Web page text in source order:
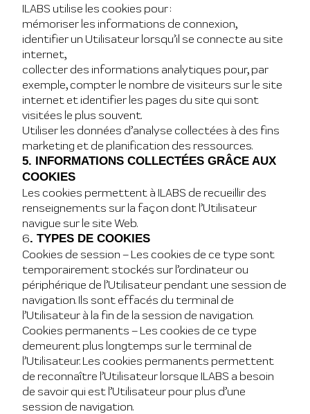
ILABS utilise les cookies pour :
mémoriser les informations de connexion,
identifier un Utilisateur lorsqu’il se connecte au site
internet,
collecter des informations analytiques pour, par
exemple, compter le nombre de visiteurs sur le site
internet et identifier les pages du site qui sont
visitées le plus souvent.
Utiliser les données d’analyse collectées à des fins
marketing et de planification des ressources.
5. INFORMATIONS COLLECTÉES GRÂCE AUX
COOKIES
Les cookies permettent à ILABS de recueillir des
renseignements sur la façon dont l’Utilisateur
navigue sur le site Web.
6. TYPES DE COOKIES
Cookies de session – Les cookies de ce type sont
temporairement stockés sur l’ordinateur ou
périphérique de l’Utilisateur pendant une session de
navigation. Ils sont effacés du terminal de
l’Utilisateur à la fin de la session de navigation.
Cookies permanents – Les cookies de ce type
demeurent plus longtemps sur le terminal de
l’Utilisateur. Les cookies permanents permettent
de reconnaître l’Utilisateur lorsque ILABS a besoin
de savoir qui est l’Utilisateur pour plus d’une
session de navigation.